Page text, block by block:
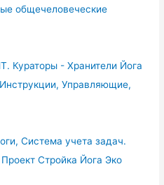
общечеловеческие
Кураторы - Хранители Йога
Управляющие,
Система учета задач.
Стройка Йога Эко